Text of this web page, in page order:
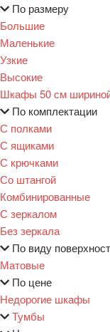
По размеру
Большие
Маленькие
Узкие
Высокие
Шкафы 50 см
По комплектации
С полками
С ящиками
С крючками
Со штангой
Комбинированные
С зеркалом
Без зеркала
По виду
Матовые
По цене
Недорогие шкафы
Тумбы